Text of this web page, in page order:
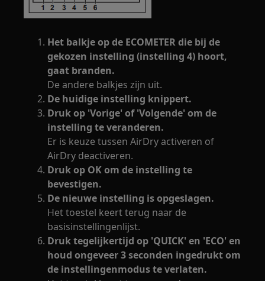
Het balkje op de ECOMETER die bij de
gekozen instelling (instelling 4) hoort,
gaat branden.
De andere balkjes zijn uit.
De huidige instelling knippert.
Druk op 'Vorige' of 'Volgende' om de
instelling te veranderen.
Er is keuze tussen AirDry activeren of
AirDry deactiveren.
Druk op OK om de instelling te
bevestigen.
De nieuwe instelling is opgeslagen.
Het toestel keert terug naar de
basisinstellingenlijst.
Druk tegelijkertijd op 'QUICK' en 'ECO' en
houd ongeveer 3 seconden ingedrukt om
de instellingenmodus te verlaten.